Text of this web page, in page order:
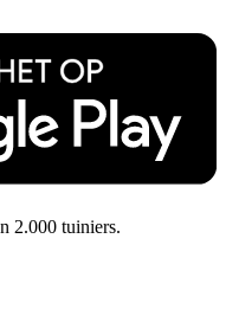
2.000 tuiniers.